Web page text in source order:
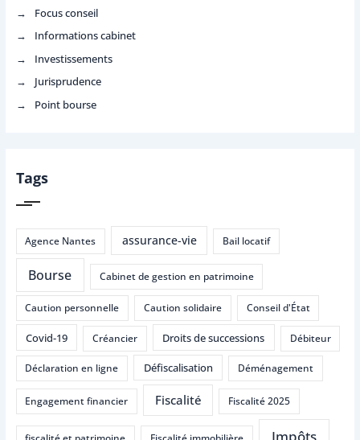
Focus conseil
Informations cabinet
Investissements
Jurisprudence
Point bourse
Tags
Agence Nantes assurance-vie Bail locatif
Bourse Cabinet de gestion en patrimoine
Caution personnelle Caution solidaire Conseil d'État
Covid-19 Créancier Droits de successions Débiteur
Déclaration en ligne Défiscalisation Déménagement
Engagement financier Fiscalité Fiscalité 2025